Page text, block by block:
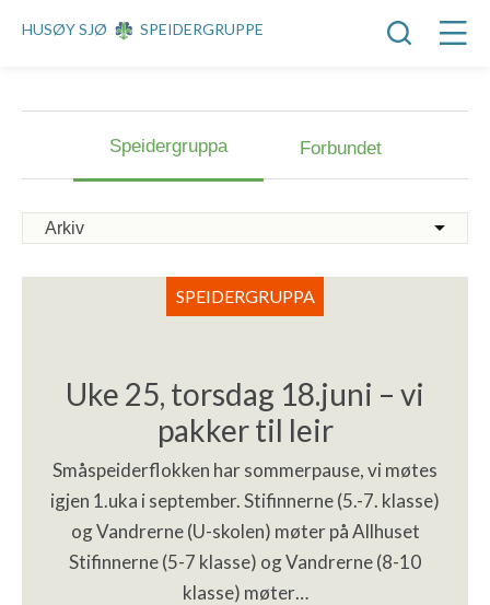
HUSØY SJØ SPEIDERGRUPPE
Speidergruppa Forbundet
Uke 25, torsdag 18.juni – vi
pakker til leir
Småspeiderflokken har sommerpause, vi møtes
igjen 1.uka i september. Stifinnerne (5.-7. klasse)
og Vandrerne (U-skolen) møter på Allhuset
Stifinnerne (5-7 klasse) og Vandrerne (8-10
klasse) møter…
SPEIDERGRUPPA